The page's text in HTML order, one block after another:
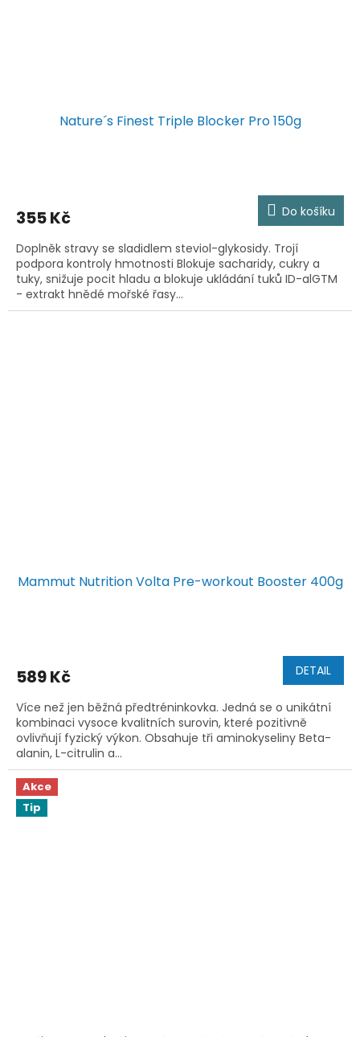
Nature´s Finest Triple Blocker Pro 150g
355 Kč Do košíku
Doplněk stravy se sladidlem steviol-glykosidy. Trojí
podpora kontroly hmotnosti Blokuje sacharidy, cukry a
tuky, snižuje pocit hladu a blokuje ukládání tuků ID-alGTM
- extrakt hnědé mořské řasy...
Mammut Nutrition Volta Pre-workout Booster 400g
589 Kč DETAIL
Více než jen běžná předtréninkovka. Jedná se o unikátní
kombinaci vysoce kvalitních surovin, které pozitivně
ovlivňují fyzický výkon. Obsahuje tři aminokyseliny Beta-
alanin, L-citrulin a...
Akce
Tip